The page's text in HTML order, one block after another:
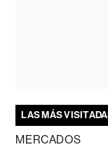
LAS MÁS
MERCADOS